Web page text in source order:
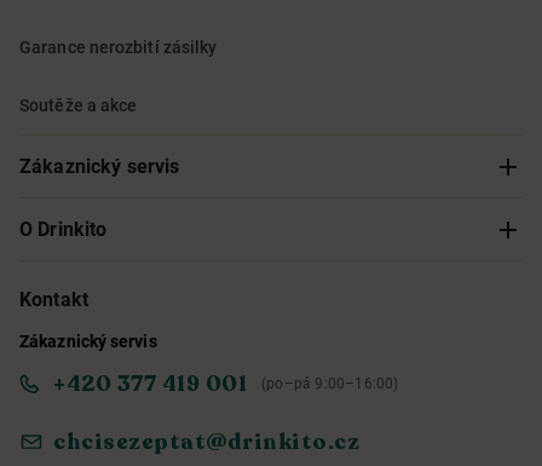
Garance nerozbití zásilky
Soutěže a akce
Zákaznický servis
Sledování objednávky
Obchodní podmínky
Ochrana osobních údajů
Reklamace a vrácení
O Drinkito
O nás
Informace o přístupnosti služby
Kontakt
Zákaznický servis
+420 377 419 001 (po–pá 9:00–16:00)
chcisezeptat@drinkito.cz